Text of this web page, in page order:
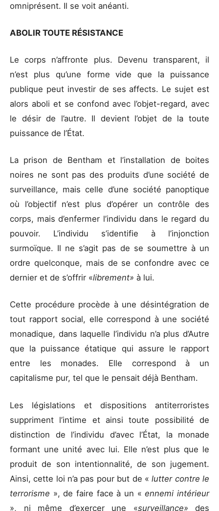
omniprésent. Il se voit anéanti.
ABOLIR TOUTE RÉSISTANCE
Le corps n’affronte plus. Devenu transparent, il
n’est plus qu’une forme vide que la puissance
publique peut investir de ses affects. Le sujet est
alors aboli et se confond avec l’objet-regard, avec
le désir de l’autre. Il devient l’objet de la toute
puissance de l’État.
La prison de Bentham et l’installation de boites
noires ne sont pas des produits d’une société de
surveillance, mais celle d’une société panoptique
où l’objectif n’est plus d’opérer un contrôle des
corps, mais d’enfermer l’individu dans le regard du
pouvoir. L’individu s’identifie à l’injonction
surmoïque. Il ne s’agit pas de se soumettre à un
ordre quelconque, mais de se confondre avec ce
dernier et de s’offrir «librement» à lui.
Cette procédure procède à une désintégration de
tout rapport social, elle correspond à une société
monadique, dans laquelle l’individu n’a plus d’Autre
que la puissance étatique qui assure le rapport
entre les monades. Elle correspond à un
capitalisme pur, tel que le pensait déjà Bentham.
Les législations et dispositions antiterroristes
suppriment l’intime et ainsi toute possibilité de
distinction de l’individu d’avec l’État, la monade
formant une unité avec lui. Elle n’est plus que le
produit de son intentionnalité, de son jugement.
Ainsi, cette loi n’a pas pour but de «lutter contre le
terrorisme », de faire face à un «ennemi intérieur
», ni même d’exercer une «surveillance» des